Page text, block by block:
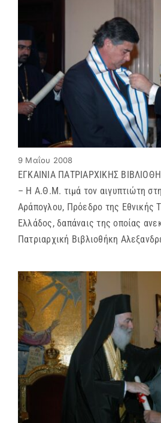
9 Μαΐου 2008
ΕΓΚΑΙΝΙΑ ΠΑΤΡΙΑΡΧΙΚΗΣ
– Η Α.Θ.Μ. τιμά τον αιγυπτιώτη
Αράπογλου, Πρόεδρο της Εθνικής
Ελλάδος, δαπάναις της οποίας
Πατριαρχική Βιβλιοθήκη